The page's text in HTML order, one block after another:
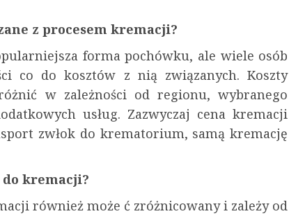
z procesem kremacji?
forma pochówku, ale wiele osób
co do kosztów z nią związanych. Koszty
w zależności od regionu, wybranego
usług. Zazwyczaj cena kremacji
zwłok do krematorium, samą kremację
kremacji?
również może ć zróżnicowany i zależy od